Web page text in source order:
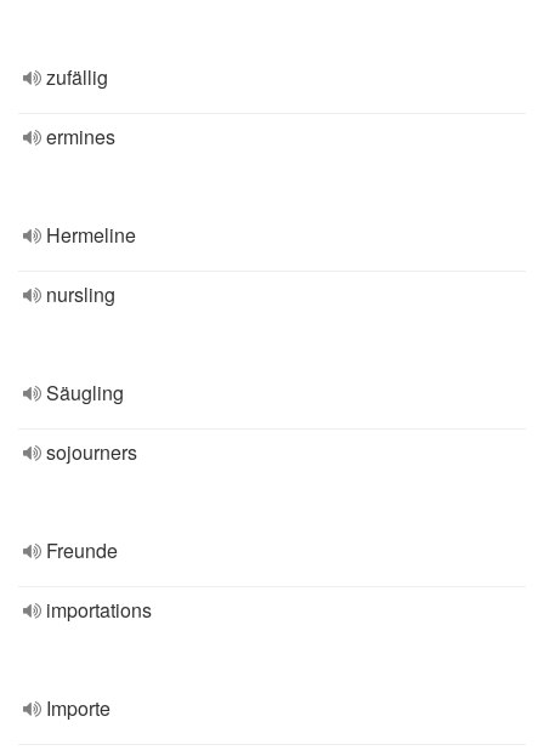
zufällig
ermines
Hermeline
nursling
Säugling
sojourners
Freunde
importations
Importe